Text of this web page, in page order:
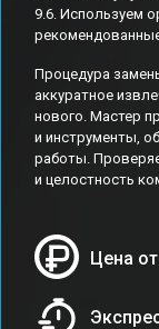
9.6. Используем
Процедура
аккуратное
нового. Мастер
и инструменты,
работы.
и целостность
Цена от